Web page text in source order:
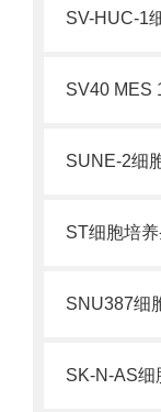
SUNE-2细
ST细胞培
SNU387细